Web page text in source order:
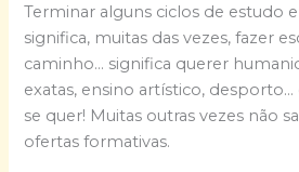
Terminar alguns ciclos de estudo
significa, muitas das vezes, fazer
caminho… significa querer
exatas, ensino artístico,
se quer! Muitas outras vezes não
ofertas formativas.